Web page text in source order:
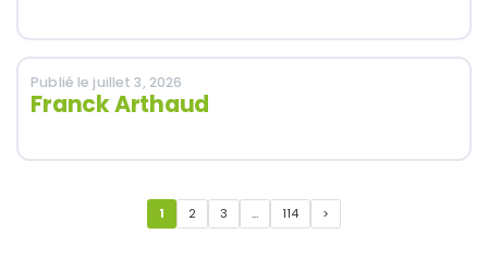
Publié le juillet 3, 2026
Franck Arthaud
Pagination
1 2 3 … 114 >